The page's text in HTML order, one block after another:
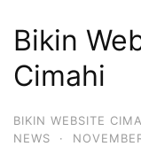
Bikin
Cimahi
BIKIN WEBSITE
NEWS
·